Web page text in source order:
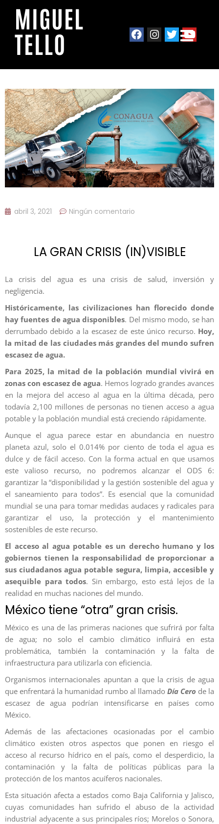
MIGUEL
TELLO
abril 3, 2021 Ningún comentario
LA GRAN CRISIS (IN)VISIBLE
La crisis del agua es una crisis de salud, inversión y
negligencia.
Históricamente, las civilizaciones han florecido donde
hay fuentes de agua disponibles. Del mismo modo, se han
derrumbado debido a la escasez de este único recurso. Hoy,
la mitad de las ciudades más grandes del mundo sufren
escasez de agua.
Para 2025, la mitad de la población mundial vivirá en
zonas con escasez de agua. Hemos logrado grandes avances
en la mejora del acceso al agua en la última década, pero
todavía 2,100 millones de personas no tienen acceso a agua
potable y la población mundial está creciendo rápidamente.
Aunque el agua parece estar en abundancia en nuestro
planeta azul, solo el 0.014% por ciento de toda el agua es
dulce y de fácil acceso. Con la forma actual en que usamos
este valioso recurso, no podremos alcanzar el ODS 6:
garantizar la “disponibilidad y la gestión sostenible del agua y
el saneamiento para todos”. Es esencial que la comunidad
mundial se una para tomar medidas audaces y radicales para
garantizar el uso, la protección y el mantenimiento
sostenibles de este recurso.
El acceso al agua potable es un derecho humano y los
gobiernos tienen la responsabilidad de proporcionar a
sus ciudadanos agua potable segura, limpia, accesible y
asequible para todos. Sin embargo, esto está lejos de la
realidad en muchas naciones del mundo.
México tiene “otra” gran crisis.
México es una de las primeras naciones que sufrirá por falta
de agua; no solo el cambio climático influirá en esta
problemática, también la contaminación y la falta de
infraestructura para utilizarla con eficiencia.
Organismos internacionales apuntan a que la crisis de agua
que enfrentará la humanidad rumbo al llamado Día Cero de la
escasez de agua podrían intensificarse en países como
México.
Además de las afectaciones ocasionadas por el cambio
climático existen otros aspectos que ponen en riesgo el
acceso al recurso hídrico en el país, como el desperdicio, la
contaminación y la falta de políticas públicas para la
protección de los mantos acuíferos nacionales.
Esta situación afecta a estados como Baja California y Jalisco,
cuyas comunidades han sufrido el abuso de la actividad
industrial adyacente a sus principales ríos; Morelos o Sonora,